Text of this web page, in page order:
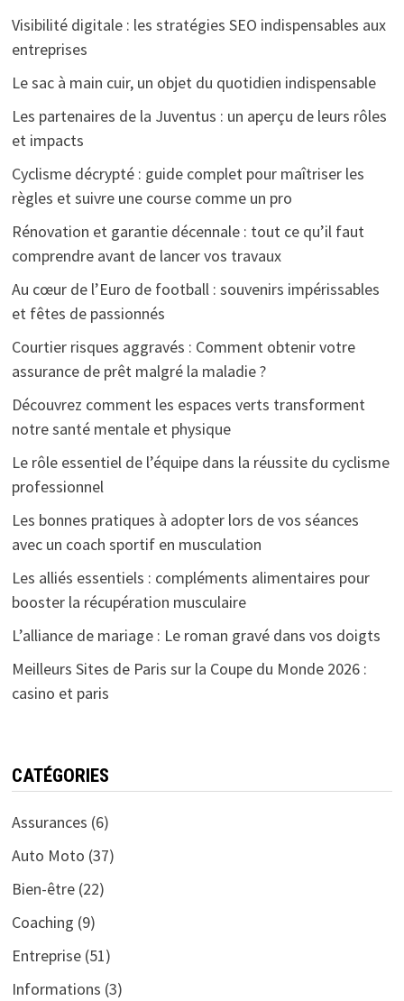
Visibilité digitale : les stratégies SEO indispensables aux
entreprises
Le sac à main cuir, un objet du quotidien indispensable
Les partenaires de la Juventus : un aperçu de leurs rôles
et impacts
Cyclisme décrypté : guide complet pour maîtriser les
règles et suivre une course comme un pro
Rénovation et garantie décennale : tout ce qu’il faut
comprendre avant de lancer vos travaux
Au cœur de l’Euro de football : souvenirs impérissables
et fêtes de passionnés
Courtier risques aggravés : Comment obtenir votre
assurance de prêt malgré la maladie ?
Découvrez comment les espaces verts transforment
notre santé mentale et physique
Le rôle essentiel de l’équipe dans la réussite du cyclisme
professionnel
Les bonnes pratiques à adopter lors de vos séances
avec un coach sportif en musculation
Les alliés essentiels : compléments alimentaires pour
booster la récupération musculaire
L’alliance de mariage : Le roman gravé dans vos doigts
Meilleurs Sites de Paris sur la Coupe du Monde 2026 :
casino et paris
CATÉGORIES
Assurances (6)
Auto Moto (37)
Bien-être(22)
Coaching (9)
Entreprise(51)
Informations (3)